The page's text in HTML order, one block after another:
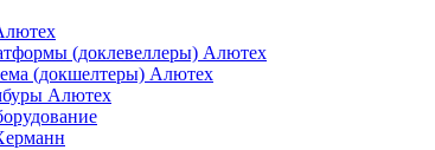
(доклевеллеры) Алютех
(докшелтеры) Алютех
Алютех